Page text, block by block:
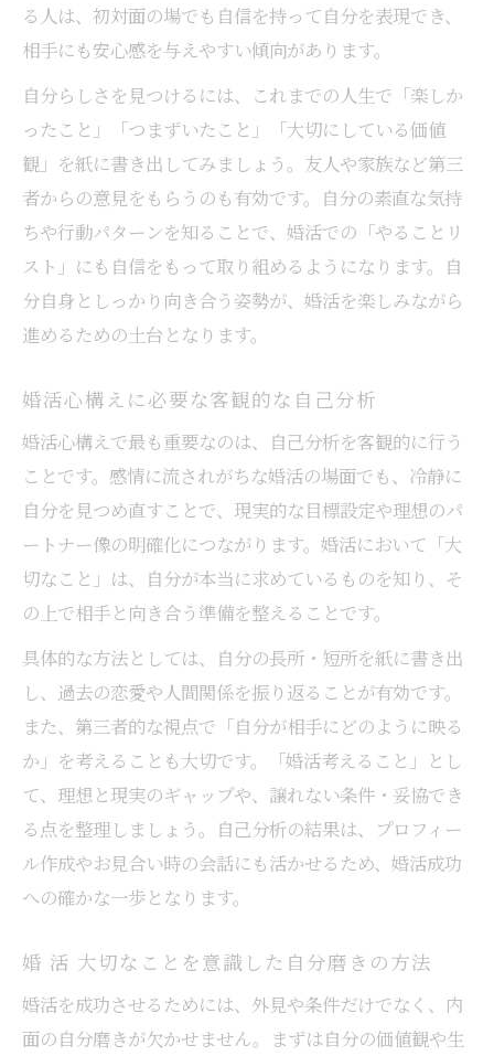
婚活で描く理想の結婚像と現実の違いを知
る
婚活考えることで見えてくる結婚後のイメ
ージ
婚 活 しない ほうが いい理由も客観的に理
解
婚活心構えとして必要な視点の持ち方を解
説
婚活うまくいく人特徴から理想像を再確認
柔軟な心で婚活を楽しむコツとは何か
婚活楽しむには柔軟な発想が重要な理由
婚 活 しない ほうが いい時の心のケア方法
婚活うまくいく人特徴の柔軟性を見習う
婚 活 やることリストで楽しみを見つける工
夫
婚活を継続するための自己分析と行動指針
婚活を続けるための自己分析の重要性とは
婚 活 必要なことを整理した行動のポイント
婚活心構えで諦めない気持ちを支える方法
婚活うまくいく人特徴に学ぶ行動習慣の工
夫
婚 活 やることリスト活用で継続力アップ
価値観を育み納得の出会いを目指す方法
婚活心構えとして価値観の育て方を考える
婚 活 大切なことを重視した出会いのコツ
婚活うまくいく人特徴に見る価値観の一致
る人は、初対面の場でも自信を持って自分を表現でき、
相手にも安心感を与えやすい傾向があります。
自分らしさを見つけるには、これまでの人生で「楽しか
ったこと」「つまずいたこと」「大切にしている価値
観」を紙に書き出してみましょう。友人や家族など第三
者からの意見をもらうのも有効です。自分の素直な気持
ちや行動パターンを知ることで、婚活での「やることリ
スト」にも自信をもって取り組めるようになります。自
分自身としっかり向き合う姿勢が、婚活を楽しみながら
進めるための土台となります。
婚活心構えに必要な客観的な自己分析
婚活心構えで最も重要なのは、自己分析を客観的に行う
ことです。感情に流されがちな婚活の場面でも、冷静に
自分を見つめ直すことで、現実的な目標設定や理想のパ
ートナー像の明確化につながります。婚活において「大
切なこと」は、自分が本当に求めているものを知り、そ
の上で相手と向き合う準備を整えることです。
具体的な方法としては、自分の長所・短所を紙に書き出
し、過去の恋愛や人間関係を振り返ることが有効です。
また、第三者的な視点で「自分が相手にどのように映る
か」を考えることも大切です。「婚活考えること」とし
て、理想と現実のギャップや、譲れない条件・妥協でき
る点を整理しましょう。自己分析の結果は、プロフィー
ル作成やお見合い時の会話にも活かせるため、婚活成功
への確かな一歩となります。
婚 活 大切なことを意識した自分磨きの方法
婚活を成功させるためには、外見や条件だけでなく、内
面の自分磨きが欠かせません。まずは自分の価値観や生